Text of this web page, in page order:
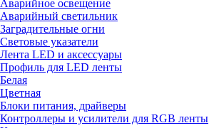
Аварийное освещение
Аварийный светильник
Заградительные огни
Световые указатели
Лента LED и аксессуары
Профиль для LED ленты
Белая
Цветная
Блоки питания, драйверы
Контроллеры и усилители для RGB ленты